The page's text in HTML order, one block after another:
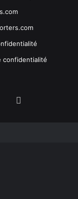
confidentialité
Instagram